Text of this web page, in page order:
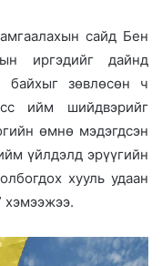
сайд Бен
иргэдийг дайнд
байхыг зөвлөсөн ч
ийм шийдвэрийг
өмнө мэдэгдсэн
үйлдэлд эрүүгийн
хууль удаан
хэмээжээ.